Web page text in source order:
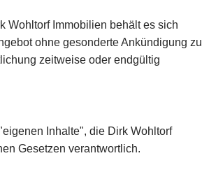
Wohltorf Immobilien behält es sich
ohne gesonderte Ankündigung zu
zeitweise oder endgültig
Inhalte", die Dirk Wohltorf
Gesetzen verantwortlich.